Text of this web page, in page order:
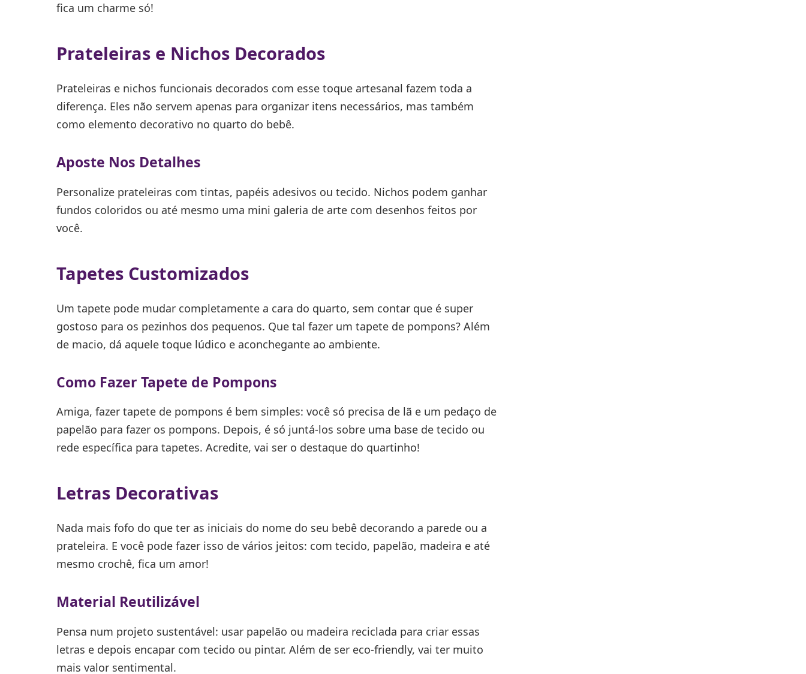
fica um charme só!
Prateleiras e Nichos Decorados
Prateleiras e nichos funcionais decorados com esse toque artesanal fazem toda a
diferença. Eles não servem apenas para organizar itens necessários, mas também
como elemento decorativo no quarto do bebê.
Aposte Nos Detalhes
Personalize prateleiras com tintas, papéis adesivos ou tecido. Nichos podem ganhar
fundos coloridos ou até mesmo uma mini galeria de arte com desenhos feitos por
você.
Tapetes Customizados
Um tapete pode mudar completamente a cara do quarto, sem contar que é super
gostoso para os pezinhos dos pequenos. Que tal fazer um tapete de pompons? Além
de macio, dá aquele toque lúdico e aconchegante ao ambiente.
Como Fazer Tapete de Pompons
Amiga, fazer tapete de pompons é bem simples: você só precisa de lã e um pedaço de
papelão para fazer os pompons. Depois, é só juntá-los sobre uma base de tecido ou
rede específica para tapetes. Acredite, vai ser o destaque do quartinho!
Letras Decorativas
Nada mais fofo do que ter as iniciais do nome do seu bebê decorando a parede ou a
prateleira. E você pode fazer isso de vários jeitos: com tecido, papelão, madeira e até
mesmo crochê, fica um amor!
Material Reutilizável
Pensa num projeto sustentável: usar papelão ou madeira reciclada para criar essas
letras e depois encapar com tecido ou pintar. Além de ser eco-friendly, vai ter muito
mais valor sentimental.